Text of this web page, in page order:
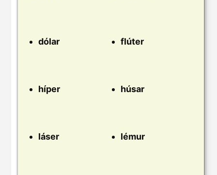
dólar flúter
híper húsar
láser lémur